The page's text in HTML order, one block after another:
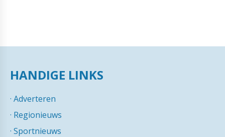
HANDIGE LINKS
· Adverteren
· Regionieuws
· Sportnieuws